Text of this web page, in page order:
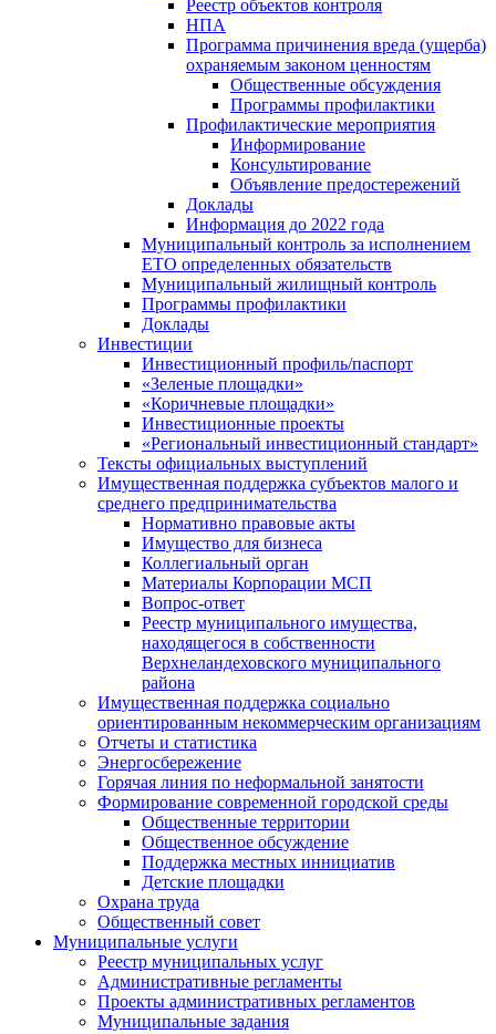
Реестр объектов контроля
НПА
Программа причинения вреда (ущерба)
охраняемым законом ценностям
Общественные обсуждения
Программы профилактики
Профилактические мероприятия
Информирование
Консультирование
Объявление предостережений
Доклады
Информация до 2022 года
Муниципальный контроль за исполнением
ЕТО определенных обязательств
Муниципальный жилищный контроль
Программы профилактики
Доклады
Инвестиции
Инвестиционный профиль/паспорт
«Зеленые площадки»
«Коричневые площадки»
Инвестиционные проекты
«Региональный инвестиционный стандарт»
Тексты официальных выступлений
Имущественная поддержка субъектов малого и
среднего предпринимательства
Нормативно правовые акты
Имущество для бизнеса
Коллегиальный орган
Материалы Корпорации МСП
Вопрос-ответ
Реестр муниципального имущества,
находящегося в собственности
Верхнеландеховского муниципального
района
Имущественная поддержка социально
ориентированным некоммерческим организациям
Отчеты и статистика
Энергосбережение
Горячая линия по неформальной занятости
Формирование современной городской среды
Общественные территории
Общественное обсуждение
Поддержка местных иннициатив
Детские площадки
Охрана труда
Общественный совет
Муниципальные услуги
Реестр муниципальных услуг
Административные регламенты
Проекты административных регламентов
Муниципальные задания